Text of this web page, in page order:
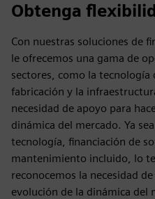
Obtenga
Con nuestras soluciones de
le ofrecemos una gama de
sectores, como la tecnología
fabricación y la
necesidad de apoyo para
dinámica del mercado. Ya
tecnología, financiación de
mantenimiento incluido, lo
reconocemos la necesidad
evolución de la dinámica del